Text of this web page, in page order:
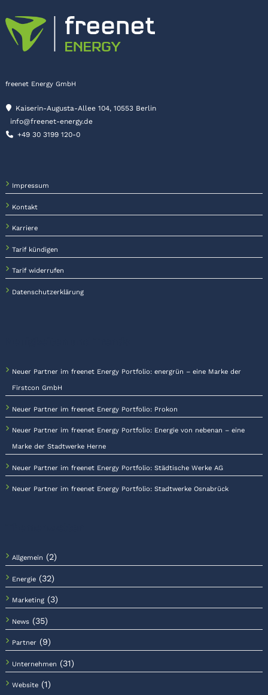
freenet Energy GmbH
Kaiserin-Augusta-Allee 104, 10553 Berlin
info@freenet-energy.de
+49 30 3199 120-0
Impressum
Kontakt
Karriere
Tarif kündigen
Tarif widerrufen
Datenschutzerklärung
Neuer Partner im freenet Energy Portfolio: energrün – eine Marke der
Firstcon GmbH
Neuer Partner im freenet Energy Portfolio: Prokon
Neuer Partner im freenet Energy Portfolio: Energie von nebenan – eine
Marke der Stadtwerke Herne
Neuer Partner im freenet Energy Portfolio: Städtische Werke AG
Neuer Partner im freenet Energy Portfolio: Stadtwerke Osnabrück
Allgemein (2)
Energie (32)
Marketing (3)
News (35)
Partner (9)
Unternehmen (31)
Website (1)